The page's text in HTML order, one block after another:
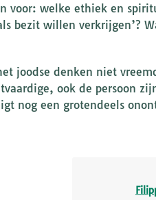
voor: welke ethiek en
bezit willen verkrijgen’?
joodse denken niet
ook de persoon
nog een grotendeels